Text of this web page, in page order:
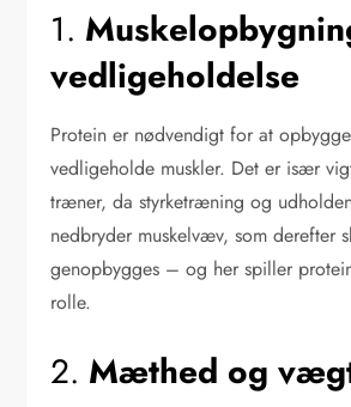
1.
vedligeholdelse
Protein er nødvendigt for at
vedligeholde muskler. Det er især
træner, da styrketræning og
nedbryder muskelvæv, som derefter
genopbygges – og her spiller
rolle.
2. Mæthed og